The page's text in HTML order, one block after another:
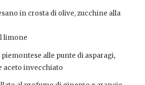
in crosta di olive, zucchine alla
limone
alle punte di asparagi,
aceto invecchiato